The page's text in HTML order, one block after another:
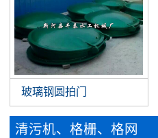
玻璃钢圆拍门
清污机、格栅、格网